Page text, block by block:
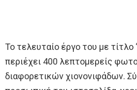
Το τελευταίο έργο του με τίτλο
περιέχει 400 λεπτομερείς
διαφορετικών χιονονιφάδων.